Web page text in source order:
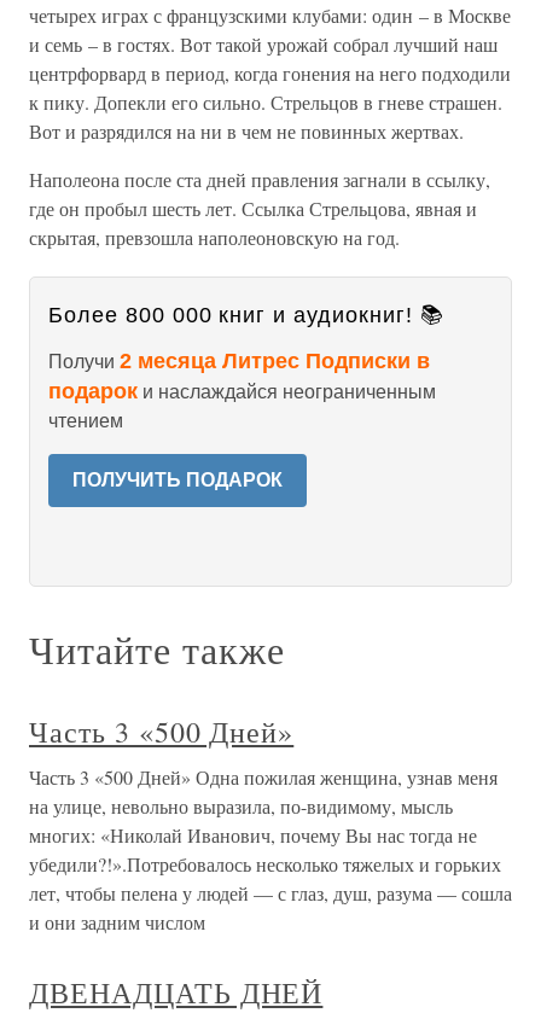
четырех играх с французскими клубами: один – в Москве
и семь – в гостях. Вот такой урожай собрал лучший наш
центрфорвард в период, когда гонения на него подходили
к пику. Допекли его сильно. Стрельцов в гневе страшен.
Вот и разрядился на ни в чем не повинных жертвах.
Наполеона после ста дней правления загнали в ссылку,
где он пробыл шесть лет. Ссылка Стрельцова, явная и
скрытая, превзошла наполеоновскую на год.
Более 800 000 книг и аудиокниг! 📚
Получи 2 месяца Литрес Подписки в
подарок и наслаждайся неограниченным
чтением
ПОЛУЧИТЬ ПОДАРОК
Читайте также
Часть 3 «500 Дней»
Часть 3 «500 Дней» Одна пожилая женщина, узнав меня
на улице, невольно выразила, по-видимому, мысль
многих: «Николай Иванович, почему Вы нас тогда не
убедили?!».Потребовалось несколько тяжелых и горьких
лет, чтобы пелена у людей — с глаз, душ, разума — сошла
и они задним числом
ДВЕНАДЦАТЬ ДНЕЙ